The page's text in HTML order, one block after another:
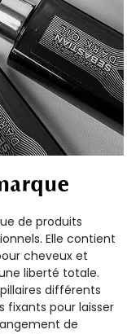
de produits
Elle contient
cheveux et
liberté totale.
différents
fixants pour laisser
de